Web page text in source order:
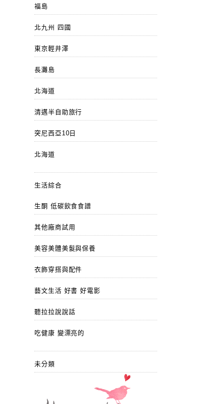
福島
北九州 四國
東京輕井澤
長灘島
北海道
清邁半自助旅行
突尼西亞10日
北海道
生活綜合
生酮 低碳飲食食譜
其他廠商試用
美容美體美髮與保養
衣飾穿搭與配件
藝文生活 好書 好電影
聽拉拉說說話
吃健康 變漂亮的
未分類